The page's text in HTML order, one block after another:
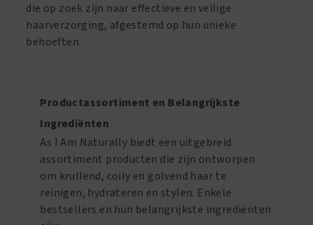
die op zoek zijn naar effectieve en veilige
haarverzorging, afgestemd op hun unieke
behoeften.
Productassortiment en Belangrijkste
Ingrediënten
As I Am Naturally biedt een uitgebreid
assortiment producten die zijn ontworpen
om krullend, coily en golvend haar te
reinigen, hydrateren en stylen. Enkele
bestsellers en hun belangrijkste ingrediënten